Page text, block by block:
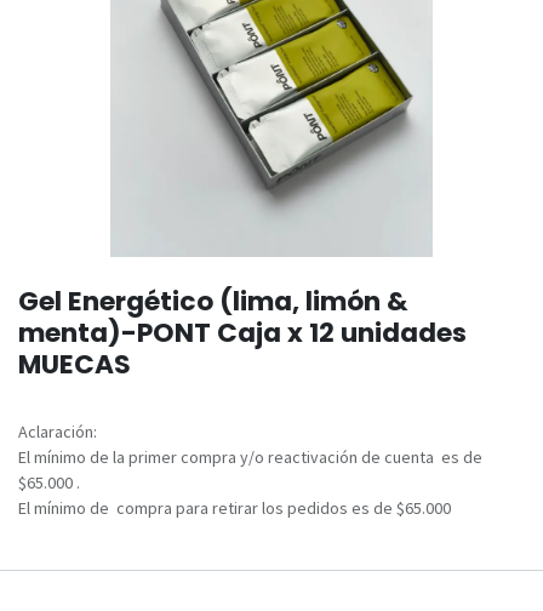
Gel Energético (lima, limón &
menta)-PONT Caja x 12 unidades
MUECAS
Aclaración:
El mínimo de la primer compra y/o reactivación de cuenta es de
$65.000 .
El mínimo de compra para retirar los pedidos es de $65.000